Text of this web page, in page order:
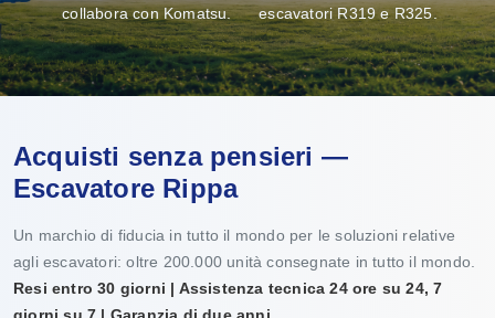
collabora con Komatsu.
escavatori R319 e R325.
Acquisti senza pensieri —
Escavatore Rippa
Un marchio di fiducia in tutto il mondo per le soluzioni relative
agli escavatori: oltre 200.000 unità consegnate in tutto il mondo.
Resi entro 30 giorni | Assistenza tecnica 24 ore su 24, 7